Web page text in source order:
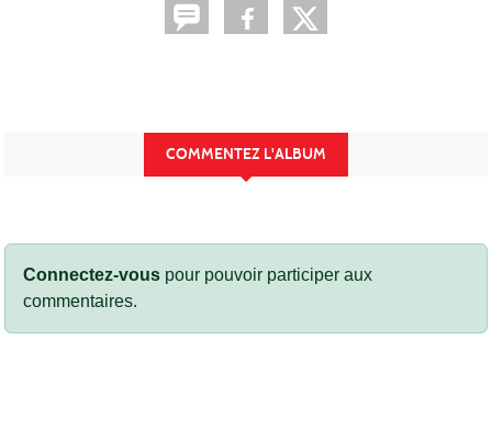
COMMENTEZ L'ALBUM
Connectez-vous pour pouvoir participer aux
commentaires.